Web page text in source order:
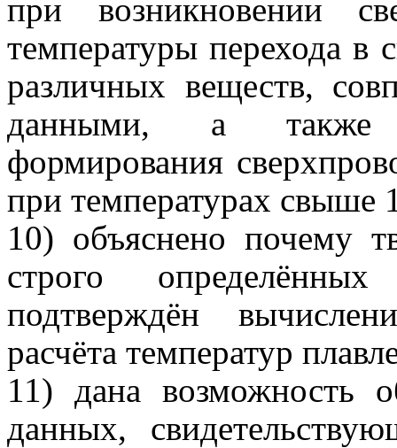
при возникновении
температуры перехода в
различных веществ,
данными, а также
формирования
при температурах свыше
10) объяснено почему
строго
подтверждён
расчёта температур
11) дана возможность
данных,